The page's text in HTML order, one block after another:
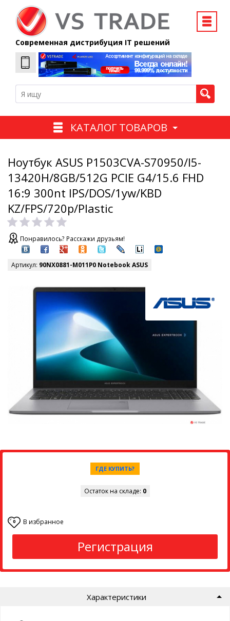
Современная дистрибуция IT решений
КАТАЛОГ ТОВАРОВ
Ноутбук ASUS P1503CVA-S70950/I5-
13420H/8GB/512G PCIE G4/15.6 FHD
16:9 300nt IPS/DOS/1yw/KBD
KZ/FPS/720p/Plastic
Понравилось? Расскажи друзьям!
Артикул: 90NX0881-M011P0 Notebook ASUS
ГДЕ КУПИТЬ?
Остаток на складе: 0
0 В избранное
Регистрация
Характеристики